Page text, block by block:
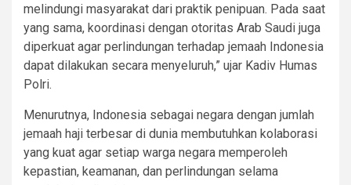
melindungi masyarakat dari praktik penipuan. Pada saat
yang sama, koordinasi dengan otoritas Arab Saudi juga
diperkuat agar perlindungan terhadap jemaah Indonesia
dapat dilakukan secara menyeluruh,” ujar Kadiv Humas
Polri.
Menurutnya, Indonesia sebagai negara dengan jumlah
jemaah haji terbesar di dunia membutuhkan kolaborasi
yang kuat agar setiap warga negara memperoleh
kepastian, keamanan, dan perlindungan selama